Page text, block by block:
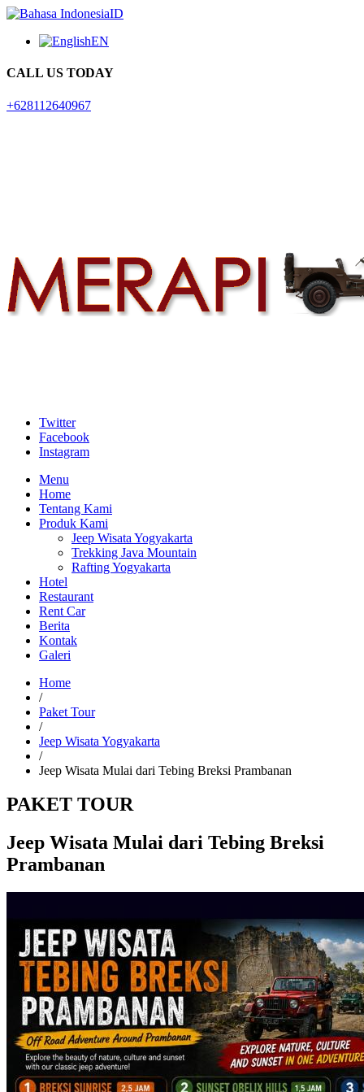
ID
EN
CALL US TODAY
+628112640967
Twitter
Facebook
Instagram
Menu
Home
Tentang Kami
Produk Kami
Jeep Wisata Yogyakarta
Trekking Java Mountain
Rafting Yogyakarta
Hotel
Restaurant
Rent Car
Berita
Kontak
Galeri
Home
/
Paket Tour
/
Jeep Wisata Yogyakarta
/
Jeep Wisata Mulai dari Tebing Breksi Prambanan
PAKET TOUR
Jeep Wisata Mulai dari Tebing Breksi
Prambanan